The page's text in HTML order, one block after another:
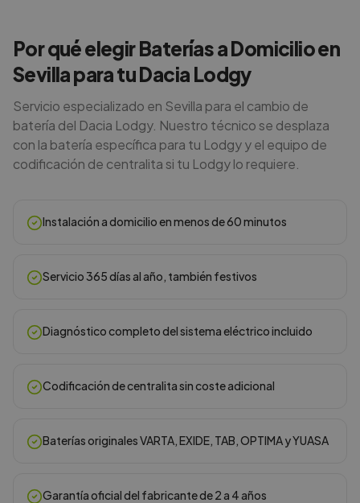
Por qué elegir Baterías a Domicilio en
Sevilla para tu Dacia Lodgy
Servicio especializado en Sevilla para el cambio de
batería del Dacia Lodgy. Nuestro técnico se desplaza
con la batería específica para tu Lodgy y el equipo de
codificación de centralita si tu Lodgy lo requiere.
Instalación a domicilio en menos de 60 minutos
Servicio 365 días al año, también festivos
Diagnóstico completo del sistema eléctrico incluido
Codificación de centralita sin coste adicional
Baterías originales VARTA, EXIDE, TAB, OPTIMA y YUASA
Garantía oficial del fabricante de 2 a 4 años